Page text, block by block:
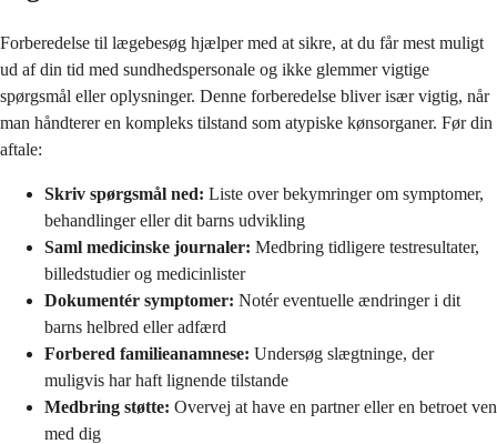
Forberedelse til lægebesøg hjælper med at sikre, at du får mest muligt
ud af din tid med sundhedspersonale og ikke glemmer vigtige
spørgsmål eller oplysninger. Denne forberedelse bliver især vigtig, når
man håndterer en kompleks tilstand som atypiske kønsorganer. Før din
aftale:
Skriv spørgsmål ned: Liste over bekymringer om symptomer,
behandlinger eller dit barns udvikling
Saml medicinske journaler: Medbring tidligere testresultater,
billedstudier og medicinlister
Dokumentér symptomer: Notér eventuelle ændringer i dit
barns helbred eller adfærd
Forbered familieanamnese: Undersøg slægtninge, der
muligvis har haft lignende tilstande
Medbring støtte: Overvej at have en partner eller en betroet ven
med dig